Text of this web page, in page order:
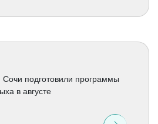
подготовили программы
в августе